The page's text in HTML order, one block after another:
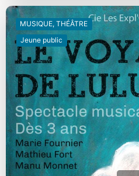
Jeune public
MUSIQUE, THÉÂTRE